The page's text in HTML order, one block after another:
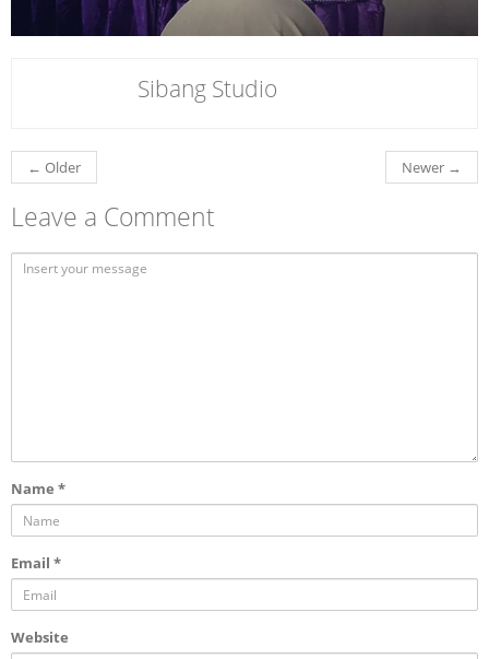
Sibang Studio
← Older Newer →
Leave a Comment
Name *
Email *
Website